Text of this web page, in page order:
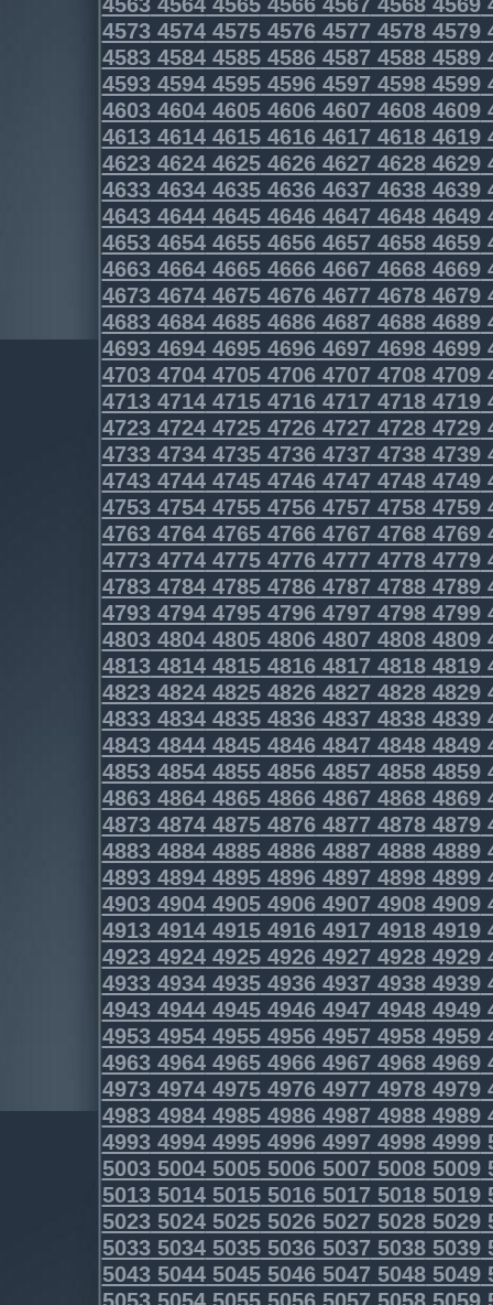
4573457445754576457745784579
4583458445854586458745884589
4593459445954596459745984599
4603460446054606460746084609
4613461446154616461746184619
4623462446254626462746284629
4633463446354636463746384639
4643464446454646464746484649
4653465446554656465746584659
4663466446654666466746684669
4673467446754676467746784679
4683468446854686468746884689
4693469446954696469746984699
4703470447054706470747084709
4713471447154716471747184719
4723472447254726472747284729
4733473447354736473747384739
4743474447454746474747484749
4753475447554756475747584759
4763476447654766476747684769
4773477447754776477747784779
4783478447854786478747884789
4793479447954796479747984799
4803480448054806480748084809
4813481448154816481748184819
4823482448254826482748284829
4833483448354836483748384839
4843484448454846484748484849
4853485448554856485748584859
4863486448654866486748684869
4873487448754876487748784879
4883488448854886488748884889
4893489448954896489748984899
4903490449054906490749084909
4913491449154916491749184919
4923492449254926492749284929
4933493449354936493749384939
4943494449454946494749484949
4953495449554956495749584959
4963496449654966496749684969
4973497449754976497749784979
4983498449854986498749884989
4993499449954996499749984999
5003500450055006500750085009
5013501450155016501750185019
5023502450255026502750285029
5033503450355036503750385039
5043504450455046504750485049